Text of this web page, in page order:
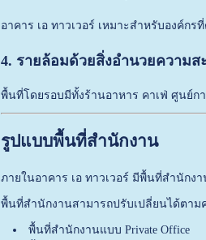
อาคาร เอ ทาวเวอร์ เหมาะสำหรับองค์ก
4. รายล้อมด้วยสิ่งอำนวยความส
พื้นที่โดยรอบมีทั้งร้านอาหาร คาเฟ่ ศูนย์ก
รูปแบบพื้นที่สำนักงาน
ภายในอาคาร เอ ทาวเวอร์ มีพื้นที่สำนัก
พื้นที่สำนักงานสามารถปรับเปลี่ยนได้ตาม
พื้นที่สำนักงานแบบ Private Office